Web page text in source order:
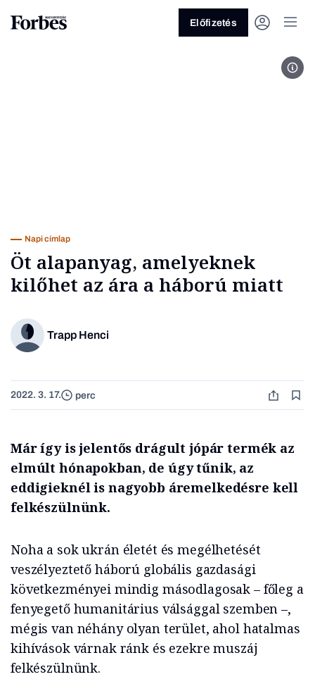
Üzlet
Előfizetés
Napi címlap
Öt alapanyag, amelyeknek
kilőhet az ára a háború miatt
Trapp Henci
2022. 3. 17. perc
Már így is jelentős drágult jópár termék az
elmúlt hónapokban, de úgy tűnik, az
eddigieknél is nagyobb áremelkedésre kell
felkészülnünk.
Noha a sok ukrán életét és megélhetését
veszélyeztető háború globális gazdasági
következményei mindig másodlagosak – főleg a
fenyegető humanitárius válsággal szemben –,
mégis van néhány olyan terület, ahol hatalmas
kihívások várnak ránk és ezekre muszáj
felkészülnünk.